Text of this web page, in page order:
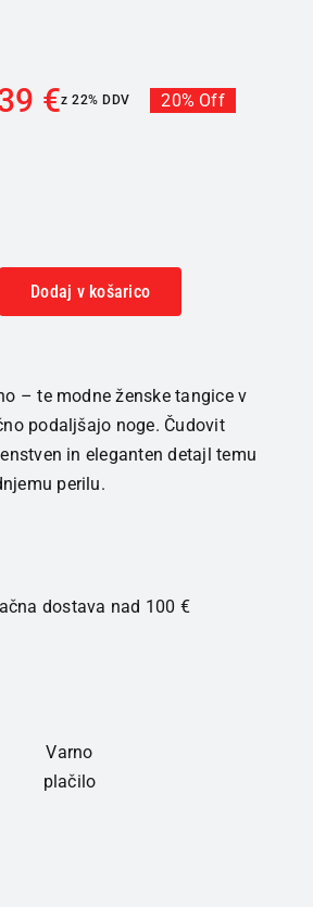
€z 22% DDV 20% Off
Dodaj v košarico
– te modne ženske tangice v
podaljšajo noge. Čudovit
in eleganten detajl temu
perilu.
dostava nad 100 €
Varno
plačilo